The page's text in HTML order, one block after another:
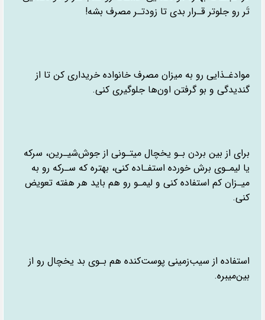
تَر رو جلوتر قـرار بدی تا زودتـر مصرف بشه!
موادغـذایی رو به میزان مصرف خانواده خریداری کن تا از
گندیدگی و بو گرفتن اون‌ها جلوگیری کنی.
برای از بین‌ بردن بـو یخچال میتـونی از جوش‌شیـرین، سرکه
یا لیمـوی برش خورده استفـاده کنی، بهتره که سـرکه رو به
میـزان کم استفاده کنی و لیمـو رو هم باید هر هفته تعویض
کنی.
استفاده از سیب‌زمینی پوست‌کنده هم بـوی بد یخچال رو از
بین‌میبره.